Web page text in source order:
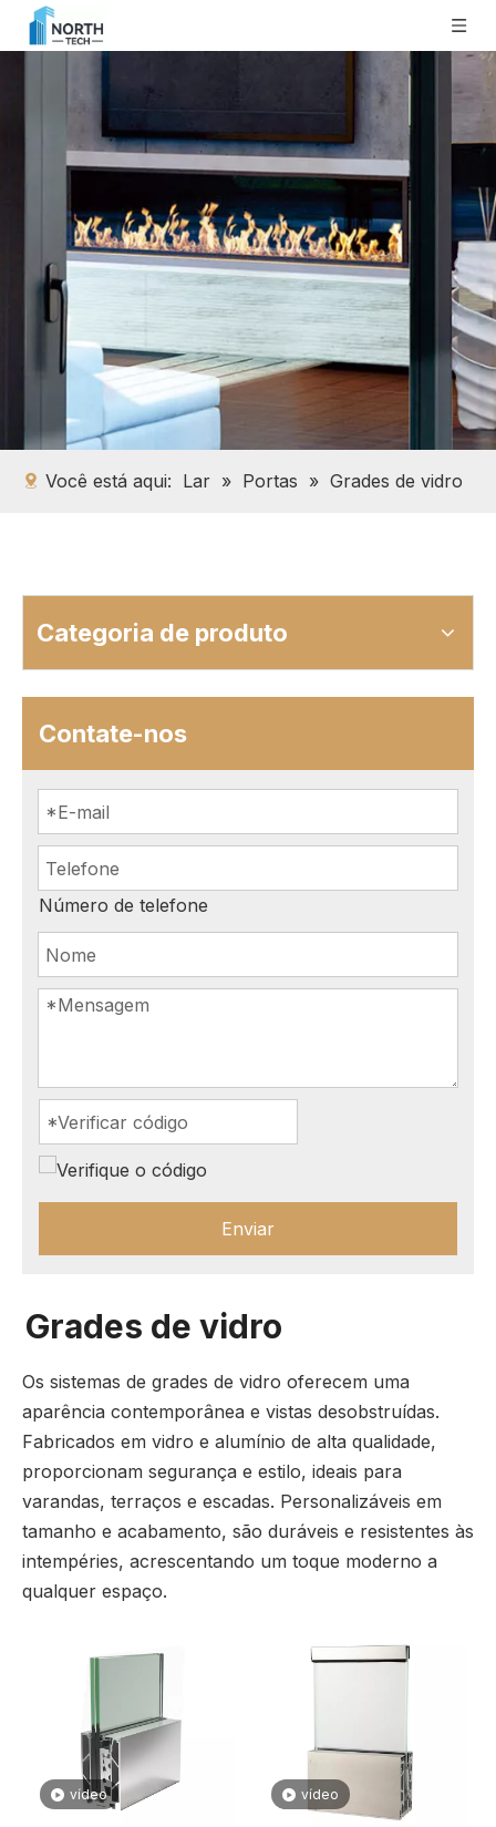
Você está aqui: Lar » Portas » Grades de vidro
Categoria de produto
Contate-nos
Número de telefone
Enviar
Grades de vidro
Os sistemas de grades de vidro oferecem uma
aparência contemporânea e vistas desobstruídas.
Fabricados em vidro e alumínio de alta qualidade,
proporcionam segurança e estilo, ideais para
varandas, terraços e escadas. Personalizáveis ​​em
tamanho e acabamento, são duráveis ​​e resistentes às
intempéries, acrescentando um toque moderno a
qualquer espaço.
vídeo vídeo